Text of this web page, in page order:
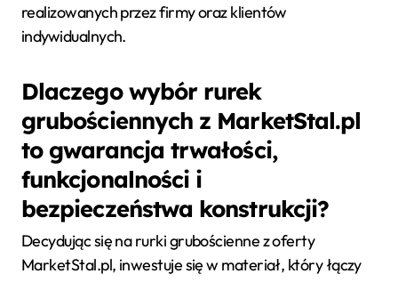
realizowanych przez firmy oraz klientów
indywidualnych.
Dlaczego wybór rurek
grubościennych z MarketStal.pl
to gwarancja trwałości,
funkcjonalności i
bezpieczeństwa konstrukcji?
Decydując się na rurki grubościenne z oferty
MarketStal.pl, inwestuje się w materiał, który łączy